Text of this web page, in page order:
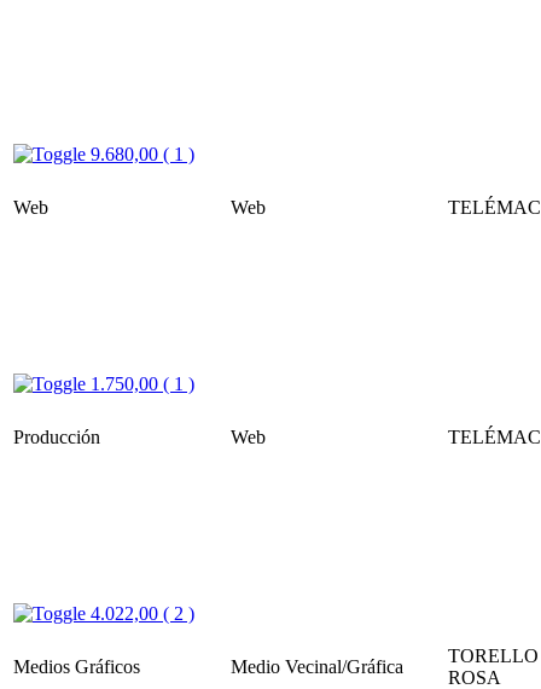
9.680,00 ( 1 )
Web Web
1.750,00 ( 1 )
Producción Web
4.022,00 ( 2 )
Medios Gráficos Medio Vecinal/Gráfica
ROSA